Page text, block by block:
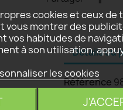
Détails du
Référence
cookies et ceux de
vous montrer des
vos habitudes de
à son utilisation,
les cookies